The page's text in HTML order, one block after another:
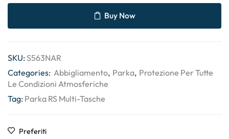
Buy Now
SKU:S563NAR
Categories: Abbigliamento, Parka, Protezione Per Tutte
Le Condizioni Atmosferiche
Tag: Parka RS Multi-Tasche
Preferiti